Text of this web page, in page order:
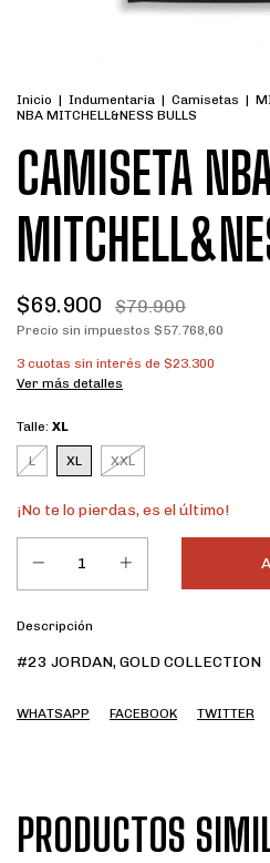
Inicio | Indumentaria | Camisetas |
NBA MITCHELL&NESS BULLS
CAMISETA
$69.900 $79.900
Precio sin impuestos $57.768,60
3 cuotas sin interés de $23.300
Ver más detalles
Talle: XL
L XL XXL
¡No te lo pierdas, es el último!
Descripción
#23 JORDAN, GOLD COLLECTION
WHATSAPP FACEBOOK TWITTER
PRODUCTOS